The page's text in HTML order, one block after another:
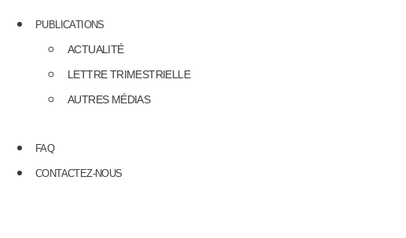
PUBLICATIONS
ACTUALITÉ
LETTRE TRIMESTRIELLE
AUTRES MÉDIAS
FAQ
CONTACTEZ-NOUS